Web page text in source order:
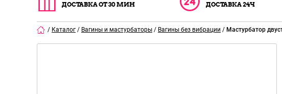
ДОСТАВКА ОТ 30 МИН
ДОСТАВКА 24Ч
/ Каталог / Вагины и мастурбаторы / Вагины без вибрации / Мастурбатор